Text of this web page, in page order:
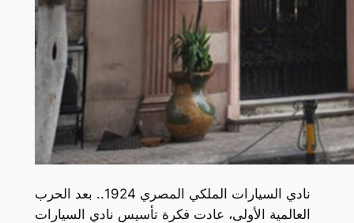
نادي السيارات الملكي المصري 1924.. بعد الحرب
العالمية الأولى، عادت فكرة تأسيس نادي السيارات